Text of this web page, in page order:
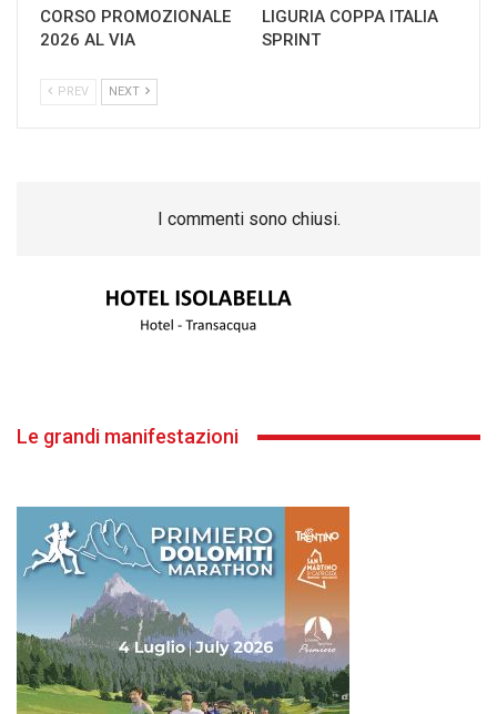
CORSO PROMOZIONALE
2026 AL VIA
LIGURIA COPPA ITALIA
SPRINT
PREV NEXT
I commenti sono chiusi.
Le grandi manifestazioni